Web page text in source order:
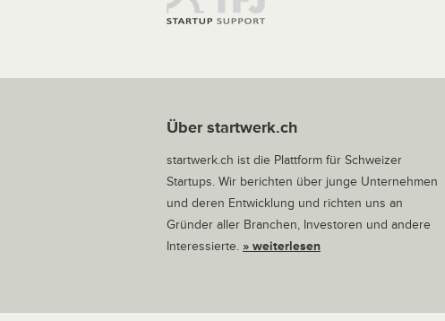
Über startwerk.ch
startwerk.ch ist die Plattform für Schweizer
Startups. Wir berichten über junge Unternehmen
und deren Entwicklung und richten uns an
Gründer aller Branchen, Investoren und andere
Interessierte. » weiterlesen